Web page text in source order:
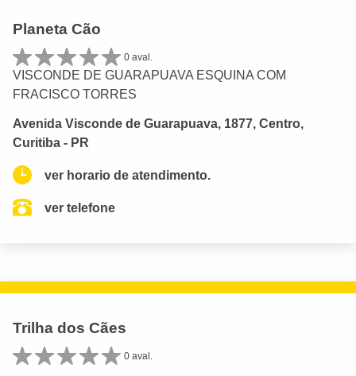
Planeta Cão
0 aval.
VISCONDE DE GUARAPUAVA ESQUINA COM
FRACISCO TORRES
Avenida Visconde de Guarapuava, 1877, Centro,
Curitiba - PR
ver horario de atendimento.
ver telefone
Trilha dos Cães
0 aval.